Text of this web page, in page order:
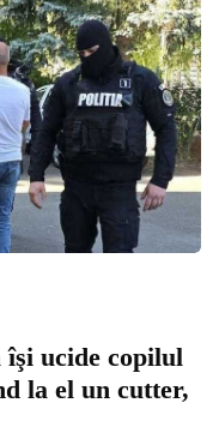
îşi ucide copilul
la el un cutter,